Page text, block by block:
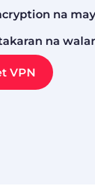
na
na
VPN